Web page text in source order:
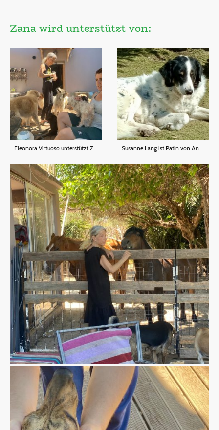
Zana wird unterstützt von:
Eleonora Virtuoso unterstützt Zana monatlich!💝 💝 Susanne Lang ist Patin von Annika 💝